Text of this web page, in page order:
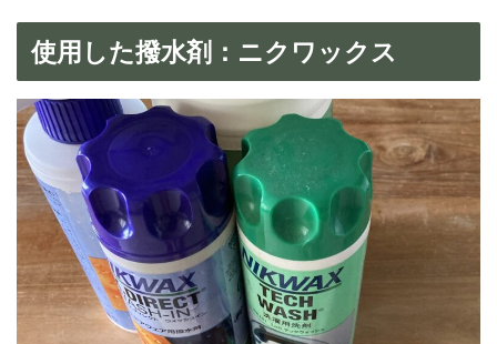
使用した撥水剤：ニクワックス